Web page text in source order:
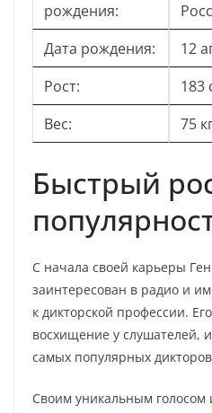
рождения:
Дата рождения:
12
Рост:
183
Вес:
75
Быстрый
С начала своей карьеры
заинтересован в радио и
к дикторской профессии.
восхищение у слушателей,
самых популярных
Своим уникальным голосом